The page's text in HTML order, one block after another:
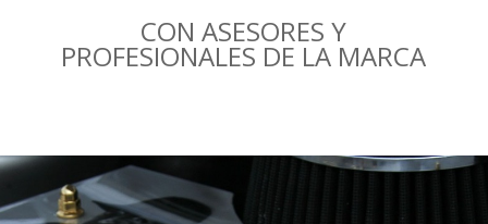
CON ASESORES Y
PROFESIONALES DE LA MARCA